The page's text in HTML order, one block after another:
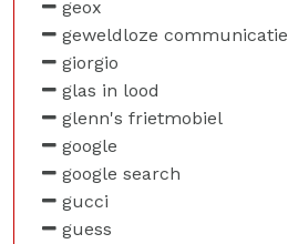
geox
geweldloze communicatie
giorgio
glas in lood
glenn's frietmobiel
google
google search
gucci
guess